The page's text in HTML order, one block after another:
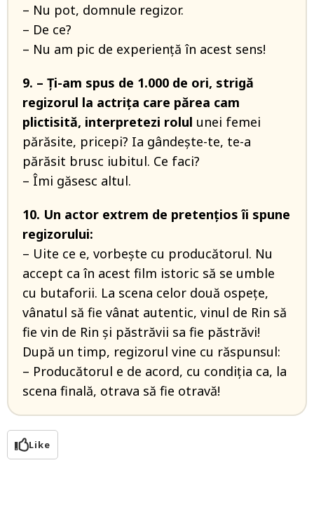
– Nu pot, domnule regizor.
– De ce?
– Nu am pic de experienţă în acest sens!
9. – Ţi-am spus de 1.000 de ori, strigă
regizorul la actriţa care părea cam
plictisită, interpretezi rolul unei femei
părăsite, pricepi? Ia gândeşte-te, te-a
părăsit brusc iubitul. Ce faci?
– Îmi găsesc altul.
10. Un actor extrem de pretenţios îi spune
regizorului:
– Uite ce e, vorbeşte cu producătorul. Nu
accept ca în acest film istoric să se umble
cu butaforii. La scena celor două ospeţe,
vânatul să fie vânat autentic, vinul de Rin să
fie vin de Rin şi păstrăvii sa fie păstrăvi!
După un timp, regizorul vine cu răspunsul:
– Producătorul e de acord, cu condiţia ca, la
scena finală, otrava să fie otravă!
Like